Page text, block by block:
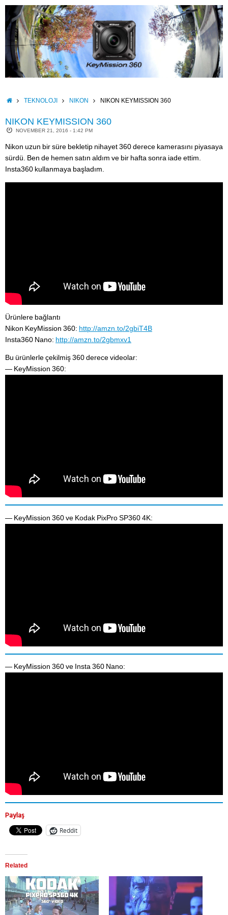
Skip
content
HOMETEKNOLOJI NIKON NIKON KEYMISSION 360
NIKON KEYMISSION 360
NOVEMBER 21, 2016 - 1:42 PM
Nikon uzun bir süre bekletip nihayet 360 derece kamerasını piyasaya
sürdü. Ben de hemen satın aldım ve bir hafta sonra iade ettim.
Insta360 kullanmaya başladım.
Ürünlere bağlantı
Nikon KeyMission 360: http://amzn.to/2gbiT4B
Insta360 Nano: http://amzn.to/2gbmxv1
Bu ürünlerle çekilmiş 360 derece videolar:
— KeyMission 360:
— KeyMission 360 ve Kodak PixPro SP360 4K:
— KeyMission 360 ve Insta 360 Nano:
Paylaş
Reddit
Related